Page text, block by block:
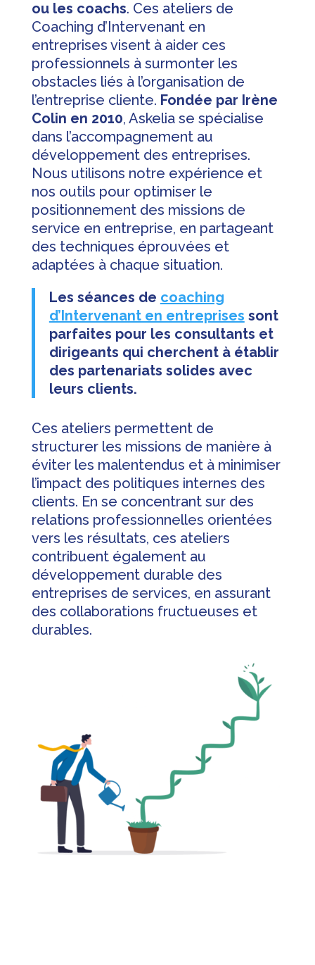
ou les coachs. Ces ateliers de
Coaching d’Intervenant en
entreprises visent à aider ces
professionnels à surmonter les
obstacles liés à l’organisation de
l’entreprise cliente. Fondée par Irène
Colin en 2010, Askelia se spécialise
dans l’accompagnement au
développement des entreprises.
Nous utilisons notre expérience et
nos outils pour optimiser le
positionnement des missions de
service en entreprise, en partageant
des techniques éprouvées et
adaptées à chaque situation.
Les séances de coaching
d’Intervenant en entreprises sont
parfaites pour les consultants et
dirigeants qui cherchent à établir
des partenariats solides avec
leurs clients.
Ces ateliers permettent de
structurer les missions de manière à
éviter les malentendus et à minimiser
l’impact des politiques internes des
clients. En se concentrant sur des
relations professionnelles orientées
vers les résultats, ces ateliers
contribuent également au
développement durable des
entreprises de services, en assurant
des collaborations fructueuses et
durables.